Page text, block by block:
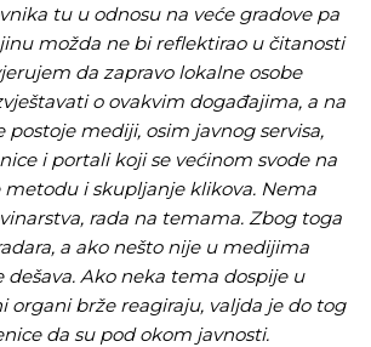
tu u odnosu na veće gradove pa
možda ne bi reflektirao u čitanosti
da zapravo lokalne osobe
o ovakvim događajima, a na
postoje mediji, osim javnog servisa,
i portali koji se većinom svode na
metodu i skupljanje klikova. Nema
rada na temama. Zbog toga
a ako nešto nije u medijima
dešava. Ako neka tema dospije u
organi brže reagiraju, valjda je do tog
da su pod okom javnosti.